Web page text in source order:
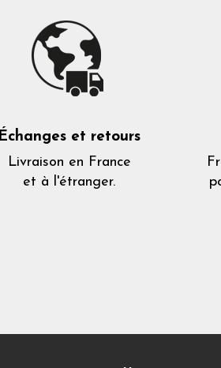
Échanges et retours
Livraison en France
et à l'étranger.